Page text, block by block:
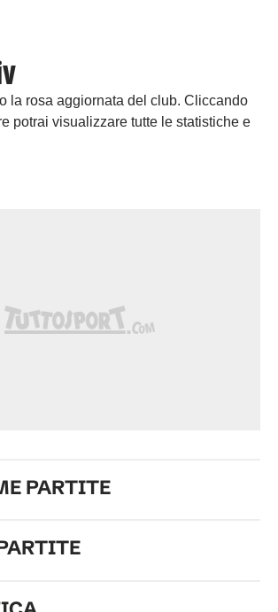
la rosa aggiornata del club. Cliccando
potrai visualizzare tutte le statistiche e
PARTITE